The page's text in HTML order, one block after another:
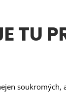
TU
soukromých,